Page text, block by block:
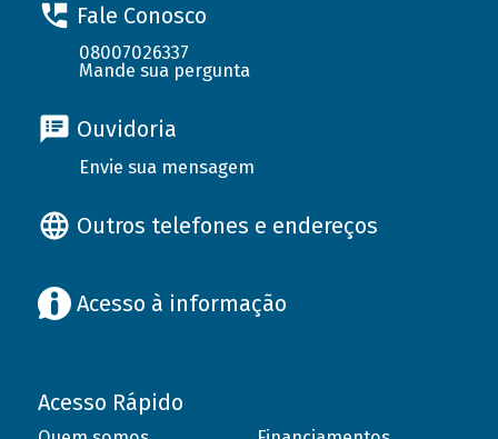
Fale Conosco
08007026337
Mande sua pergunta
Ouvidoria
Envie sua mensagem
Outros telefones e endereços
Acesso à informação
Acesso Rápido